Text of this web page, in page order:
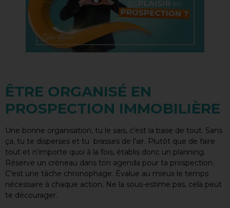
ÊTRE ORGANISÉ EN
PROSPECTION IMMOBILIÈRE
Une bonne organisation, tu le sais, c’est la base de tout. Sans
ça, tu te disperses et tu brasses de l’air. Plutôt que de faire
tout et n’importe quoi à la fois, établis donc un planning.
Réserve un créneau dans ton agenda pour ta prospection.
C’est une tâche chronophage. Évalue au mieux le temps
nécessaire à chaque action. Ne la sous-estime pas, cela peut
te décourager.